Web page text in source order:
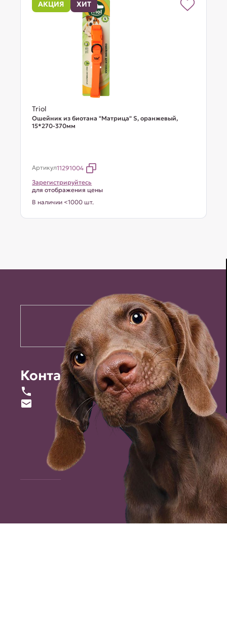
АКЦИЯ ХИТ
Triol
Ошейник из биотана "Матрица" S, оранжевый,
15*270-370мм
Артикул11291004
Зарегистрируйтесь
для отображения цены
В наличии <1000 шт.
Контакты